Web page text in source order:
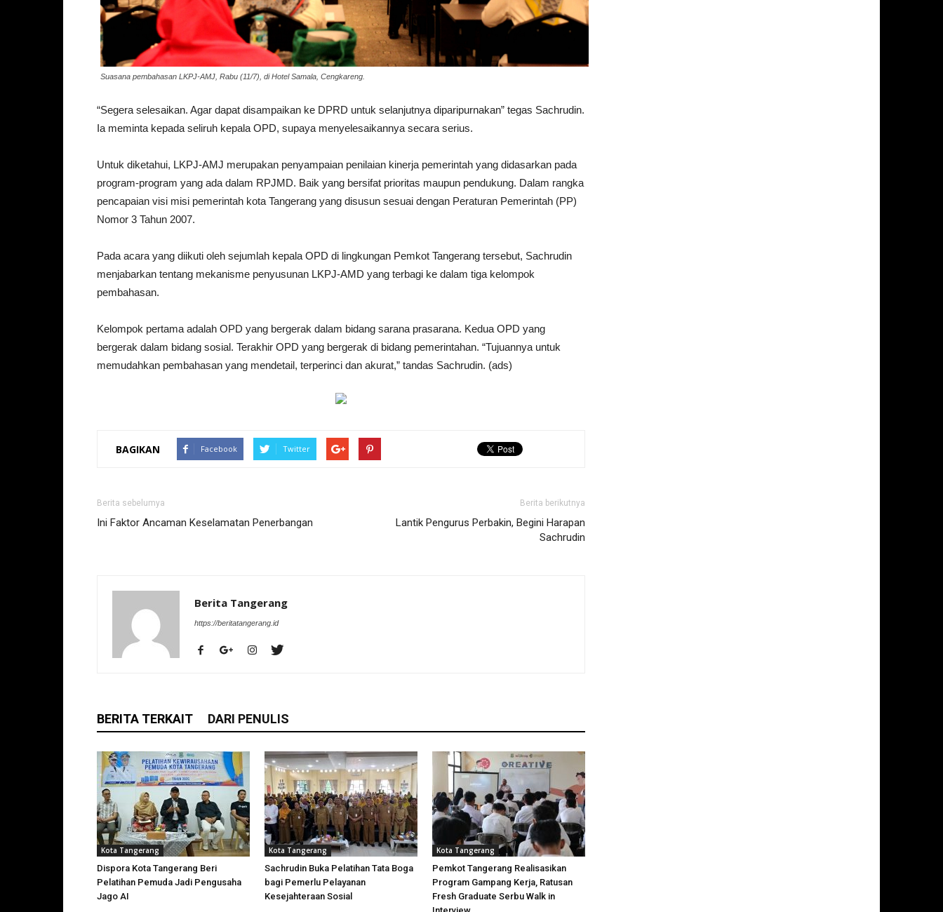
Suasana pembahasan LKPJ-AMJ, Rabu (11/7), di Hotel Samala, Cengkareng.
“Segera selesaikan. Agar dapat disampaikan ke DPRD untuk selanjutnya diparipurnakan” tegas Sachrudin.
Ia meminta kepada seliruh kepala OPD, supaya menyelesaikannya secara serius.
Untuk diketahui, LKPJ-AMJ merupakan penyampaian penilaian kinerja pemerintah yang didasarkan pada
program-program yang ada dalam RPJMD. Baik yang bersifat prioritas maupun pendukung. Dalam rangka
pencapaian visi misi pemerintah kota Tangerang yang disusun sesuai dengan Peraturan Pemerintah (PP)
Nomor 3 Tahun 2007.
Pada acara yang diikuti oleh sejumlah kepala OPD di lingkungan Pemkot Tangerang tersebut, Sachrudin
menjabarkan tentang mekanisme penyusunan LKPJ-AMD yang terbagi ke dalam tiga kelompok
pembahasan.
Kelompok pertama adalah OPD yang bergerak dalam bidang sarana prasarana. Kedua OPD yang
bergerak dalam bidang sosial. Terakhir OPD yang bergerak di bidang pemerintahan. “Tujuannya untuk
memudahkan pembahasan yang mendetail, terperinci dan akurat,” tandas Sachrudin. (ads)
BAGIKAN Facebook Twitter
Berita sebelumya
Ini Faktor Ancaman Keselamatan Penerbangan
Berita berikutnya
Lantik Pengurus Perbakin, Begini Harapan
Sachrudin
Berita Tangerang
https://beritatangerang.id
BERITA TERKAIT DARI PENULIS
Kota Tangerang
Dispora Kota Tangerang Beri
Pelatihan Pemuda Jadi Pengusaha
Jago AI
Kota Tangerang
Sachrudin Buka Pelatihan Tata Boga
bagi Pemerlu Pelayanan
Kesejahteraan Sosial
Kota Tangerang
Pemkot Tangerang Realisasikan
Program Gampang Kerja, Ratusan
Fresh Graduate Serbu Walk in